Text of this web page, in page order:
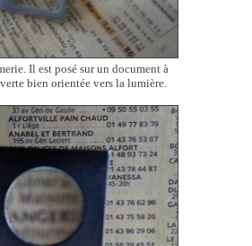
Il est posé sur un document à
bien orientée vers la lumière.